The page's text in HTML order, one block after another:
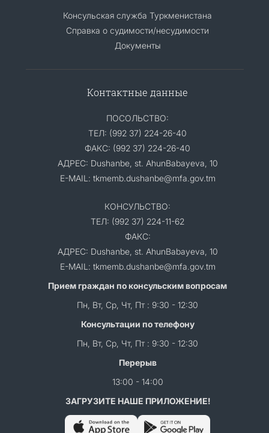
Консульская служба Туркменистана
Справка о судимости/несудимости
Документы
Контактные данные
ПОСОЛЬСТВО:
ТЕЛ: (992 37) 224-26-40
ФАКС: (992 37) 224-26-40
АДРЕС: Dushanbe, st. AhunBabayeva, 10
E-MAIL: tkmemb.dushanbe@mfa.gov.tm
КОНСУЛЬСТВО:
ТЕЛ: (992 37) 224-11-62
ФАКС:
АДРЕС: Dushanbe, st. AhunBabayeva, 10
E-MAIL: tkmemb.dushanbe@mfa.gov.tm
Прием граждан по консульским вопросам
Пн, Вт, Ср, Чт, Пт : 9:30 - 12:30
Консультации по телефону
Пн, Вт, Ср, Чт, Пт : 9:30 - 12:30
Перерыв
13:00 - 14:00
ЗАГРУЗИТЕ НАШЕ ПРИЛОЖЕНИЕ!